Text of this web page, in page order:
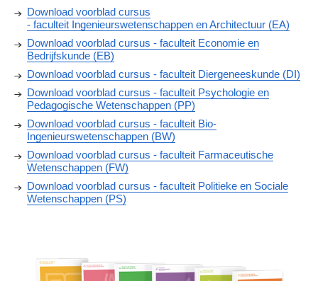
Download voorblad cursus
- faculteit Ingenieurswetenschappen en Architectuur (EA)
Download voorblad cursus - faculteit Economie en
Bedrijfskunde (EB)
Download voorblad cursus - faculteit Diergeneeskunde (DI)
Download voorblad cursus - faculteit Psychologie en
Pedagogische Wetenschappen (PP)
Download voorblad cursus - faculteit Bio-
Ingenieurswetenschappen (BW)
Download voorblad cursus - faculteit Farmaceutische
Wetenschappen (FW)
Download voorblad cursus - faculteit Politieke en Sociale
Wetenschappen (PS)